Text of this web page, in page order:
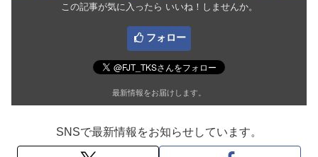
この記事が気に入ったら いいね！しませんか。
フォロー
最新情報をお届けします。
SNSで最新情報をお知らせしています。